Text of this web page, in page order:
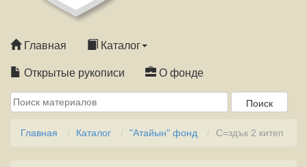
Главная Каталог
Открытые рукописи О фонде
Главная Каталог "Атайын" фонд С=здък 2 китеп